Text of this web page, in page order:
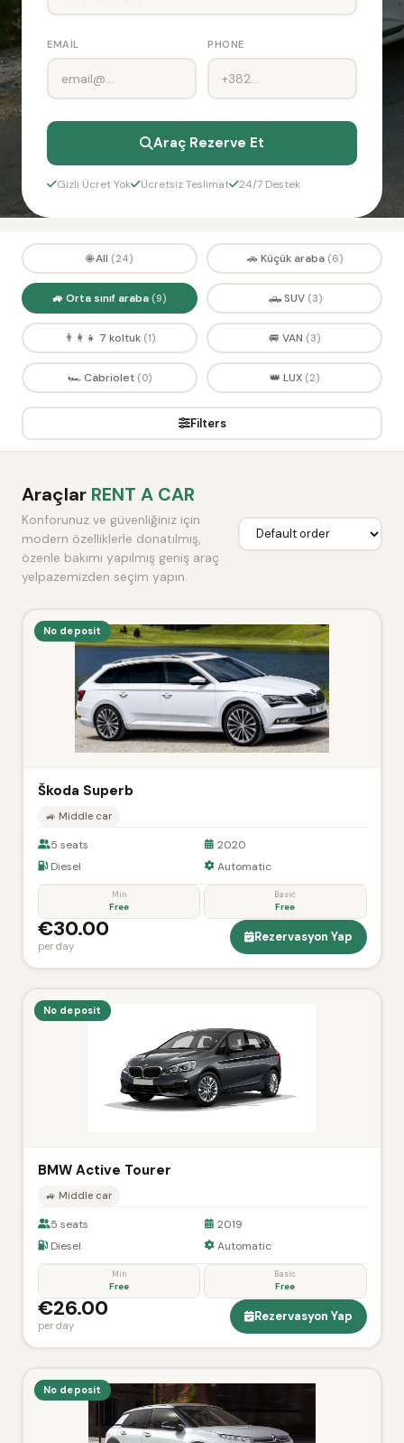
EMAIL PHONE
Araç Rezerve Et
Gizli Ücret Yok Ücretsiz Teslimat 24/7 Destek
🌐 All (24) 🚗 Küçük araba (6)
🚙 Orta sınıf araba (9) 🛻 SUV (3)
👨‍👩‍👧 7 koltuk (1) 🚐 VAN (3)
🏎️ Cabriolet (0) 👑 LUX (2)
Filters
Araçlar RENT A CAR
Konforunuz ve güvenliğiniz için
modern özelliklerle donatılmış,
özenle bakımı yapılmış geniş araç
yelpazemizden seçim yapın.
No deposit
Škoda Superb
🚙 Middle car
5 seats
2020
Diesel
Automatic
Min
Free
Basic
Free
€30.00
per day
Rezervasyon Yap
No deposit
BMW Active Tourer
🚙 Middle car
5 seats
2019
Diesel
Automatic
Min
Free
Basic
Free
€26.00
per day
Rezervasyon Yap
No deposit